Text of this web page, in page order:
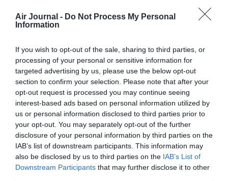
Air Journal - Do Not Process My Personal
Information
If you wish to opt-out of the sale, sharing to third parties, or
processing of your personal or sensitive information for
targeted advertising by us, please use the below opt-out
section to confirm your selection. Please note that after your
opt-out request is processed you may continue seeing
interest-based ads based on personal information utilized by
us or personal information disclosed to third parties prior to
your opt-out. You may separately opt-out of the further
disclosure of your personal information by third parties on the
IAB’s list of downstream participants. This information may
also be disclosed by us to third parties on the IAB’s List of
Downstream Participants that may further disclose it to other
Soutenez Air Journal participezà son
NOUS SOUTENIR
DERNIERS COMMENTAIRES